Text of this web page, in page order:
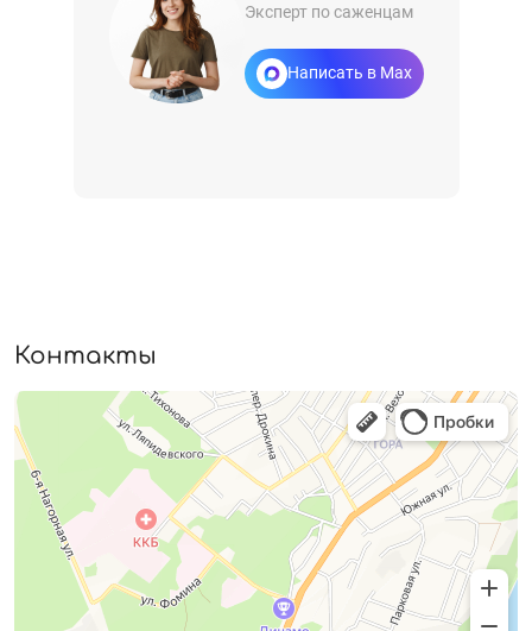
Эксперт по саженцам
Написать в Max
Контакты